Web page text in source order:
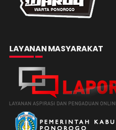
LAYANAN MASYARAKAT